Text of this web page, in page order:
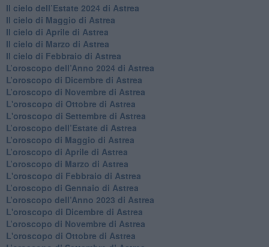
Il cielo dell’Estate 2024 di Astrea
Il cielo di Maggio di Astrea
Il cielo di Aprile di Astrea
​Il cielo di Marzo di Astrea
​Il cielo di Febbraio di Astrea
​L’oroscopo dell’Anno 2024 di Astrea
​L’oroscopo di Dicembre di Astrea
​L’oroscopo di Novembre di Astrea
L'oroscopo di Ottobre di Astrea
L'oroscopo di Settembre di Astrea
L’oroscopo dell’Estate di Astrea
​L’oroscopo di Maggio di Astrea
​L’oroscopo di Aprile di Astrea
L’oroscopo di Marzo di Astrea
L'oroscopo di Febbraio di Astrea
​L’oroscopo di Gennaio di Astrea
​L’oroscopo dell’Anno 2023 di Astrea
L'oroscopo di Dicembre di Astrea
L’oroscopo di Novembre di Astrea
L'oroscopo di Ottobre di Astrea